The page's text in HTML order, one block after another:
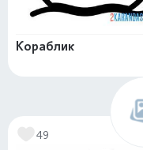
Кораблик
49